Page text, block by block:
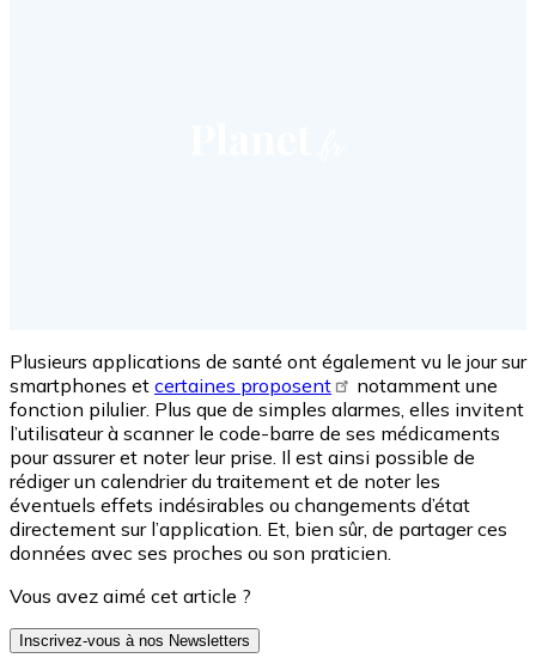
Plusieurs applications de santé ont également vu le jour sur
smartphones et certaines proposent
notamment une
fonction pilulier. Plus que de simples alarmes, elles invitent
l’utilisateur à scanner le code-barre de ses médicaments
pour assurer et noter leur prise. Il est ainsi possible de
rédiger un calendrier du traitement et de noter les
éventuels effets indésirables ou changements d’état
directement sur l’application. Et, bien sûr, de partager ces
données avec ses proches ou son praticien.
Vous avez aimé cet article ?
Inscrivez-vous à nos Newsletters